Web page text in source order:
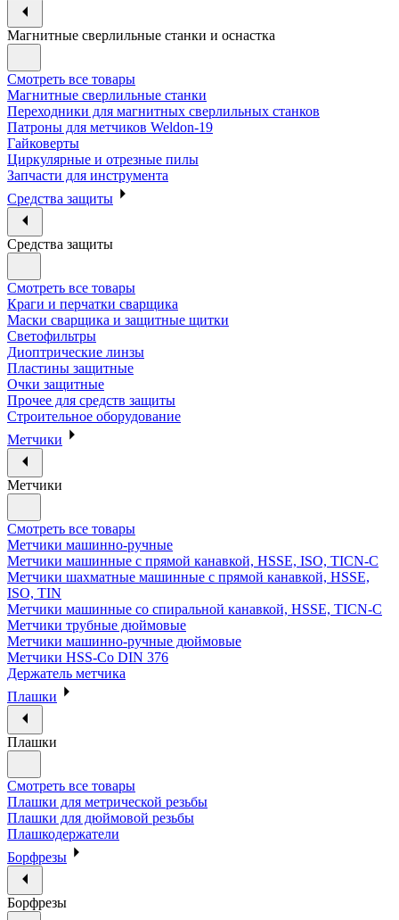
Магнитные сверлильные станки и оснастка
Смотреть все товары
Магнитные сверлильные станки
Переходники для магнитных сверлильных станков
Патроны для метчиков Weldon-19
Гайковерты
Циркулярные и отрезные пилы
Запчасти для инструмента
Средства защиты
Средства защиты
Смотреть все товары
Краги и перчатки сварщика
Маски сварщика и защитные щитки
Светофильтры
Диоптрические линзы
Пластины защитные
Очки защитные
Прочее для средств защиты
Строительное оборудование
Метчики
Метчики
Смотреть все товары
Метчики машинно-ручные
Метчики машинные с прямой канавкой, HSSE, ISO, TICN-C
Метчики шахматные машинные с прямой канавкой, HSSE,
ISO, TIN
Метчики машинные со спиральной канавкой, HSSE, TICN-C
Метчики трубные дюймовые
Метчики машинно-ручные дюймовые
Метчики HSS-Co DIN 376
Держатель метчика
Плашки
Плашки
Смотреть все товары
Плашки для метрической резьбы
Плашки для дюймовой резьбы
Плашкодержатели
Борфрезы
Борфрезы